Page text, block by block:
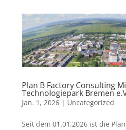
Plan B Factory Consulting
Technologiepark Bremen
Jan. 1, 2026| Uncategorized
Seit dem 01.01.2026 ist die